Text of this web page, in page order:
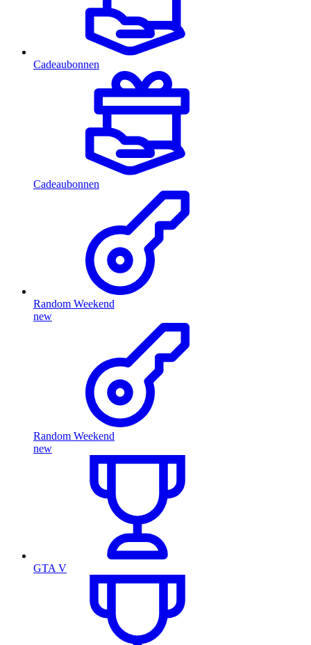
Cadeaubonnen
Cadeaubonnen
Random Weekend
new
Random Weekend
new
GTA V